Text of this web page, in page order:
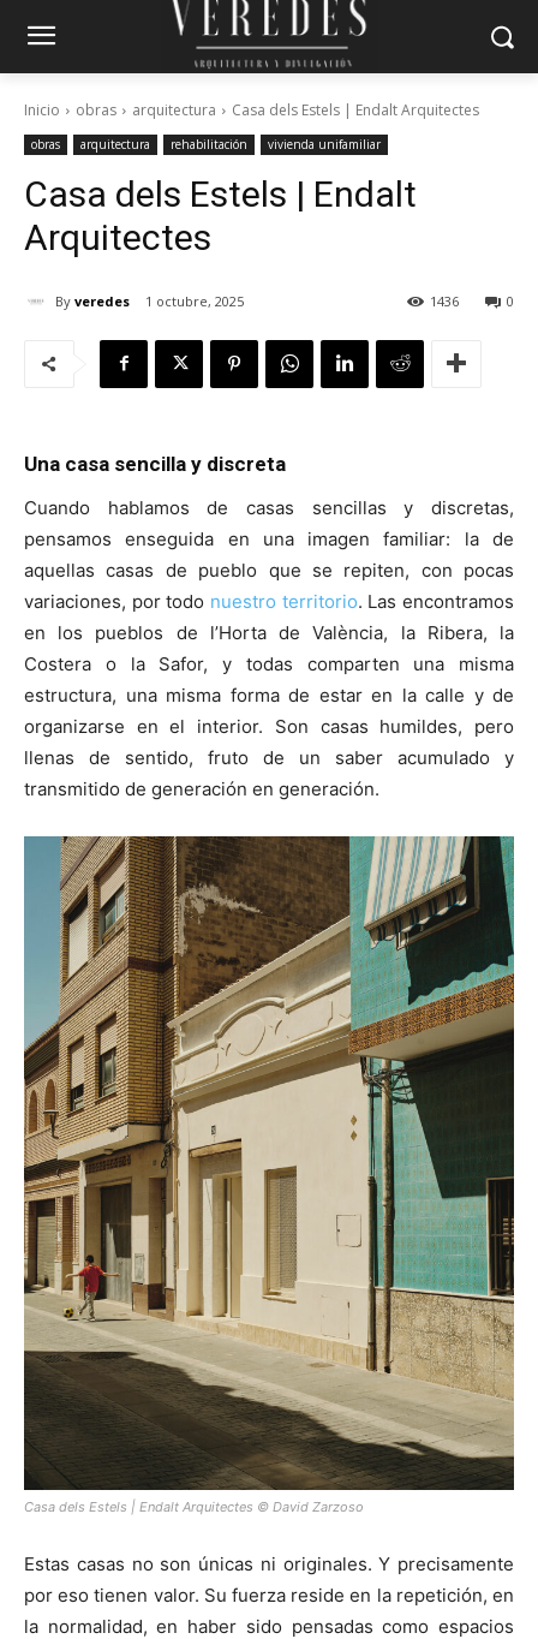
Inicio obras arquitectura Casa dels Estels | Endalt Arquitectes
obras arquitectura rehabilitación vivienda unifamiliar
Casa dels Estels | Endalt
Arquitectes
By veredes 1 octubre, 2025 0
1436
Una casa sencilla y discreta
Cuando hablamos de casas sencillas y discretas,
pensamos enseguida en una imagen familiar: la de
aquellas casas de pueblo que se repiten, con pocas
variaciones, por todo nuestro territorio. Las encontramos
en los pueblos de l’Horta de València, la Ribera, la
Costera o la Safor, y todas comparten una misma
estructura, una misma forma de estar en la calle y de
organizarse en el interior. Son casas humildes, pero
llenas de sentido, fruto de un saber acumulado y
transmitido de generación en generación.
Casa dels Estels | Endalt Arquitectes © David Zarzoso
Estas casas no son únicas ni originales. Y precisamente
por eso tienen valor. Su fuerza reside en la repetición, en
la normalidad, en haber sido pensadas como espacios